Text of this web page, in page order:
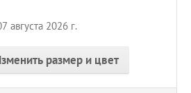
августа 2026 г.
размер и цвет